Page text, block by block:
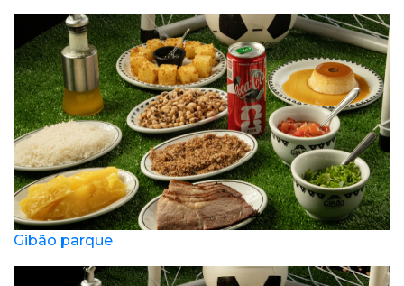
Gibão parque